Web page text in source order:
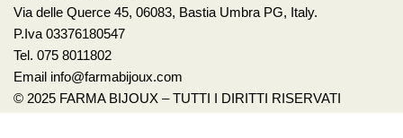
Via delle Querce 45, 06083, Bastia Umbra PG, Italy.
P.Iva 03376180547
Tel. 075 8011802
Email info@farmabijoux.com
© 2025 FARMA BIJOUX – TUTTI I DIRITTI RISERVATI